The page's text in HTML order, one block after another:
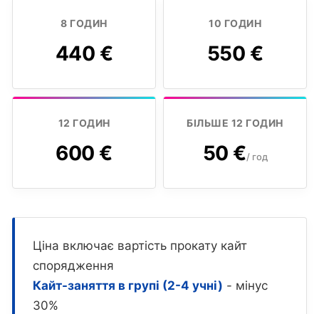
8 ГОДИН
440 €
10 ГОДИН
550 €
12 ГОДИН
600 €
БІЛЬШЕ 12 ГОДИН
50 €/ год
Ціна включає вартість прокату кайт
спорядження
Кайт-заняття в групі (2-4 учні) - мінус
30%